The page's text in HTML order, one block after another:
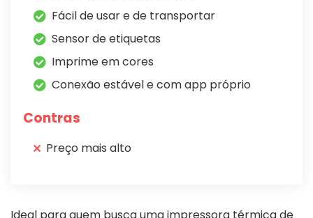
Fácil de usar e de transportar
Sensor de etiquetas
Imprime em cores
Conexão estável e com app próprio
Contras
Preço mais alto
Ideal para quem busca uma impressora térmica de